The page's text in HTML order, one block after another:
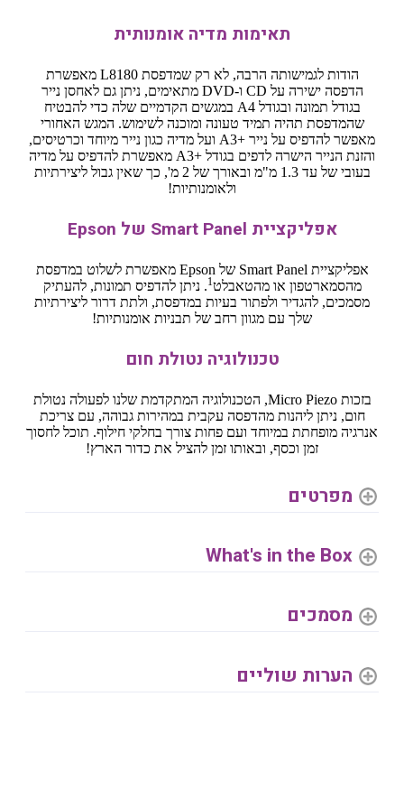
תאימות מדיה אומנותית
הודות לגמישותה הרבה, לא רק שמדפסת L8180 מאפשרת
הדפסה ישירה על CD ו-DVD מתאימים, ניתן גם לאחסן נייר
בגודל תמונה ובגודל A4 במגשים הקדמיים שלה כדי להבטיח
שהמדפסת תהיה תמיד טעונה ומוכנה לשימוש. המגש האחורי
מאפשר להדפיס על נייר A3+‎ ועל מדיה כגון נייר מיוחד וכרטיסים,
והזנת הנייר הישרה לדפים בגודל A3+‎ מאפשרת להדפיס על מדיה
בעובי של עד 1.3 מ"מ ובאורך של 2 מ', כך שאין גבול ליצירתיות
ולאומנותיות!
אפליקציית Smart Panel של Epson
אפליקציית Smart Panel של Epson מאפשרת לשלוט במדפסת
מהסמארטפון או מהטאבלט1. ניתן להדפיס תמונות, להעתיק
מסמכים, להגדיר ולפתור בעיות במדפסת, ולתת דרור ליצירתיות
שלך עם מגוון רחב של תבניות אומנותיות!
טכנולוגיה נטולת חום
בזכות Micro Piezo, הטכנולוגיה המתקדמת שלנו לפעולה נטולת
חום, ניתן ליהנות מהדפסה עקבית במהירות גבוהה, עם צריכת
אנרגיה מופחתת במיוחד ועם פחות צורך בחלקי חילוף. תוכל לחסוך
זמן וכסף, ובאותו זמן להציל את כדור הארץ!
מפרטים
What's in the Box
מסמכים
הערות שוליים